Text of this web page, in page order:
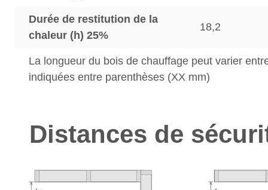
Durée de restitution de la
chaleur (h) 25%
18,2
La longueur du bois de chauffage peut varier
indiquées entre parenthèses (XX mm)
Distances de